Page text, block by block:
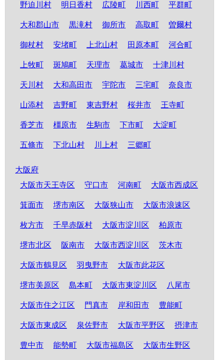
野迫川村
明日香村 広陵町 川西町 平群町
大和郡山市 黒滝村 御所市 高取町 曽爾村
御杖村 安堵町 上北山村 田原本町 河合町
上牧町 斑鳩町 天理市 葛城市 十津川村
天川村 大和高田市 宇陀市 三宅町 奈良市
山添村 吉野町 東吉野村 桜井市 王寺町
香芝市 橿原市 生駒市 下市町 大淀町
五條市 下北山村 川上村 三郷町
大阪府
大阪市天王寺区
守口市 河南町 大阪市西成区
箕面市 堺市南区 大阪狭山市 大阪市浪速区
枚方市 千早赤阪村 大阪市淀川区 柏原市
堺市北区 阪南市 大阪市西淀川区 茨木市
大阪市鶴見区 羽曳野市 大阪市此花区
堺市美原区 島本町 大阪市東淀川区 八尾市
大阪市住之江区 門真市 岸和田市 豊能町
大阪市東成区 泉佐野市 大阪市平野区 摂津市
豊中市 能勢町 大阪市福島区 大阪市生野区